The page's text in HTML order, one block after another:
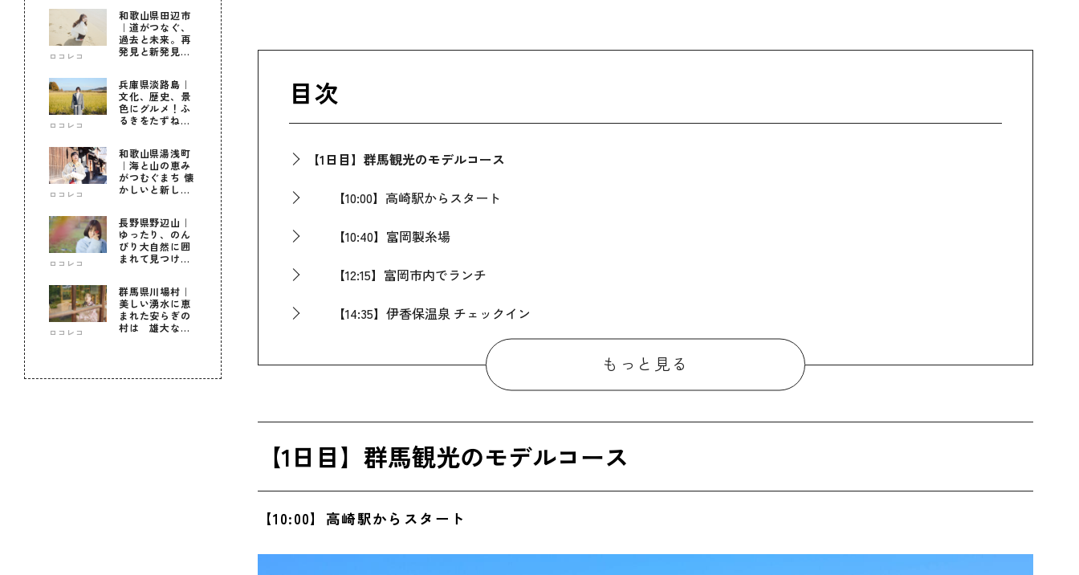
ロコレコ
和歌山県田辺市
｜道がつなぐ、
過去と未来。再
発見と新発見の
ロコレコ
兵庫県淡路島｜
文化、歴史、景
色にグルメ！ふ
るきをたずねて
ロコレコ
和歌山県湯浅町
｜海と山の恵み
がつむぐまち 懐
かしいと新しい
ロコレコ
長野県野辺山｜
ゆったり、のん
びり大自然に囲
まれて見つけ
ロコレコ
群馬県川場村｜
美しい湧水に恵
まれた安らぎの
村は 雄大な自
目次
【1日目】群馬観光のモデルコース
【10:00】高崎駅からスタート
【10:40】富岡製糸場
【12:15】富岡市内でランチ
【14:35】伊香保温泉 チェックイン
【15:30】伊香保石段街・伊香保神社
【17:00】河鹿橋・温泉街散策
【19:00】伊香保温泉の宿でディナー
【2日目】群馬観光のモデルコース
もっと見る
【1日目】群馬観光のモデルコース
【10:00】高崎駅からスタート